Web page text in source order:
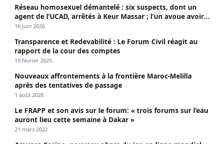
Réseau homosexuel démantelé : six suspects, dont un
agent de l’UCAD, arrêtés à Keur Massar ; l’un avoue avoir
propagé le VIH depuis 2018
16 juin 2026
Transparence et Redevabilité : Le Forum Civil réagit au
rapport de la cour des comptes
19 février 2025
Nouveaux affrontements à la frontière Maroc-Melilla
après des tentatives de passage
1 août 2026
Le FRAPP et son avis sur le forum: « trois forums sur l’eau
auront lieu cette semaine à Dakar »
21 mars 2022